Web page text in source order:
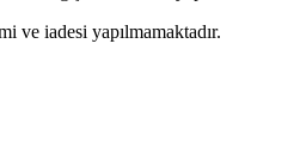
ve iadesi yapılmamaktadır.